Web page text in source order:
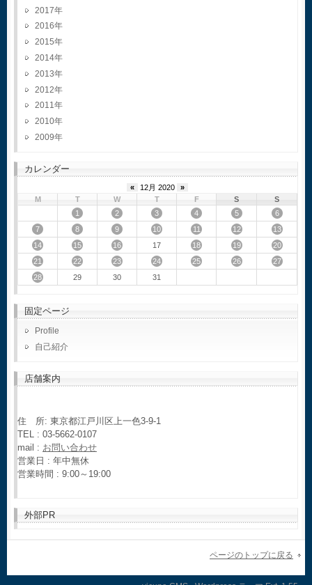
2017
2016
2015
2014
2013
2012
2011
2010
2009
カレンダー
« 12月 2020
»
M
T W T F S
S
1
2 3 4 5
6
7
8 9 10 11 12
13
14
15 16 17 18 19
20
21
22 23 24 25 26
27
28
29 30 31
固定ページ
Profile
自己紹介
店舗案内
住 所: 東京都江戸川区上一色3-9-1
TEL : 03-5662-0107
mail : お問い合わせ
営業日 : 年中無休
営業時間 : 9:00～19:00
外部PR
ページのトップに戻る